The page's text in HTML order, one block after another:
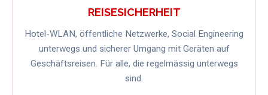
REISESICHERHEIT
Hotel-WLAN, öffentliche Netzwerke, Social Engineering
unterwegs und sicherer Umgang mit Geräten auf
Geschäftsreisen. Für alle, die regelmässig unterwegs
sind.